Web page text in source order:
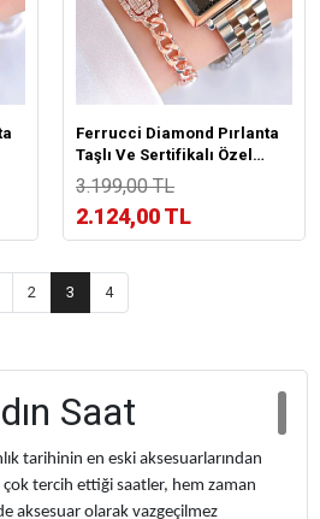
Ferrucci Diamond Pırlanta
Taşlı Ve Sertifikalı Özel
Kutulu Kadın Kol
Saati+Bileklik BFC.01118-05
3.199,00 TL
2.124,00 TL
2 3 4
Saat
tarihinin en eski aksesuarlarından
tercih ettiği saatler, hem zaman
aksesuar olarak vazgeçilmez